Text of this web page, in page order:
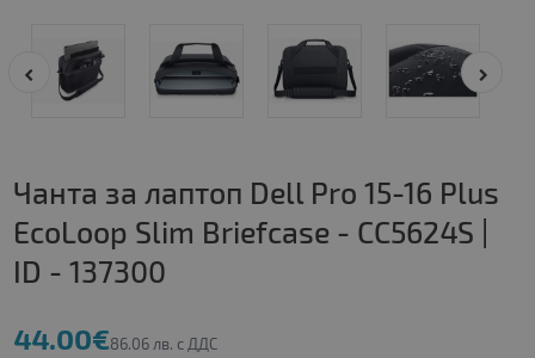
Чанта за лаптоп Dell Pro 15-16 Plus
EcoLoop Slim Briefcase - CC5624S |
ID - 137300
44.00€86.06 лв. с ДДС